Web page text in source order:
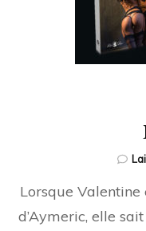
Lorsque
d’Aymeric, elle